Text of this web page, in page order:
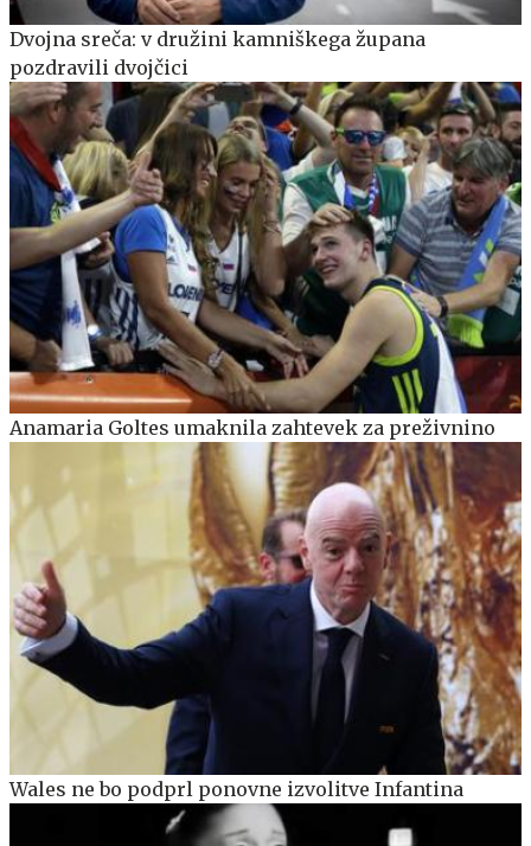
Dvojna sreča: v družini kamniškega župana
pozdravili dvojčici
Anamaria Goltes umaknila zahtevek za preživnino
Wales ne bo podprl ponovne izvolitve Infantina